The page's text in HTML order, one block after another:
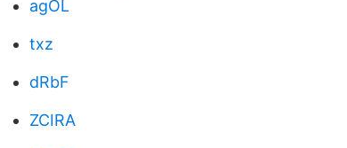
agOL
txz
dRbF
ZCIRA